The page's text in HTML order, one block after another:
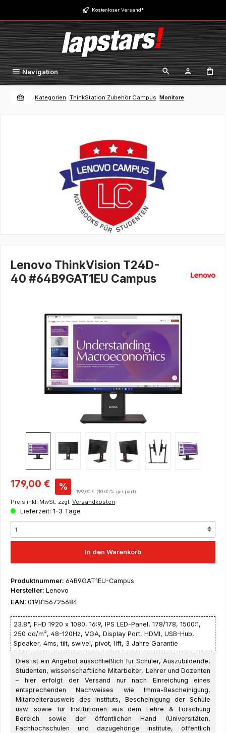
Zum Hauptinhalt springen Kostenloser Versand*
Navigation
Kategorien ThinkStation Zubehör Campus Monitore
Lenovo ThinkVision T24D-
40 #64B9GAT1EU Campus
Bildergalerie überspringen
Verkaufspreis:
179,00 € % Regulärer Preis:
199,00 € (10.05% gespart)
Preis inkl. MwSt. zzgl. Versandkosten
Lieferzeit: 1-3 Tage
In den Warenkorb
Produktnummer: 64B9GAT1EU-Campus
Hersteller: Lenovo
EAN: 0198156725684
23.8", FHD 1920 x 1080, 16:9, IPS LED-Panel, 178/178, 1500:1,
250 cd/m², 48-120Hz, VGA, Display Port, HDMI, USB-Hub,
Speaker, 4ms, tilt, swivel, pivot, lift, 3 Jahre Garantie
Dies ist ein Angebot ausschließlich für Schüler, Auszubildende,
Studenten, wissenschaftliche Mitarbeiter, Lehrer und Dozenten
– hier erfolgt der Versand nur nach Einreichung eines
entsprechenden Nachweises wie Imma-Bescheinigung,
Mitarbeiterausweis des Instituts, Bescheinigung der Schule
usw. sowie für Institutionen aus dem Lehre & Forschung
Bereich sowie der öffentlichen Hand (Universitäten,
Fachhochschulen und dazugehörige Institute, öffentlich